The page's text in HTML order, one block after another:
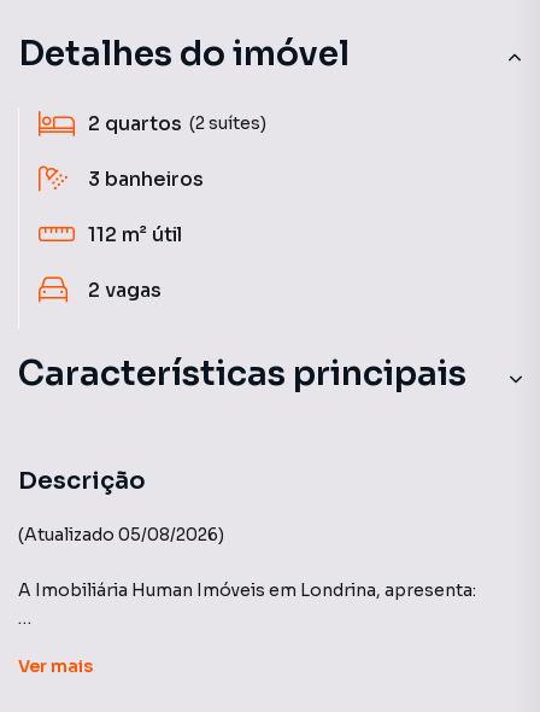
Detalhes do imóvel
2 quartos (2 suítes)
3 banheiros
112 m² útil
2 vagas
Características principais
Descrição
(Atualizado 05/08/2026)
A Imobiliária Human Imóveis em Londrina, apresenta:
Ver mais